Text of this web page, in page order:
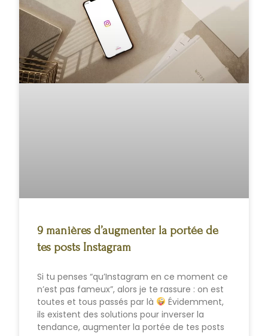
9 manières d’augmenter la portée de
tes posts Instagram
Si tu penses “qu’Instagram en ce moment ce
n’est pas fameux”, alors je te rassure : on est
toutes et tous passés par là
Évidemment,
ils existent des solutions pour inverser la
tendance, augmenter la portée de tes posts